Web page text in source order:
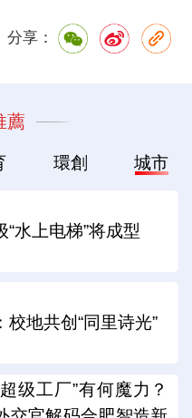
分享：
薦
環創 城市
“水上电梯”将成型
校地共创“同里诗光”
级工厂”有何魔力？